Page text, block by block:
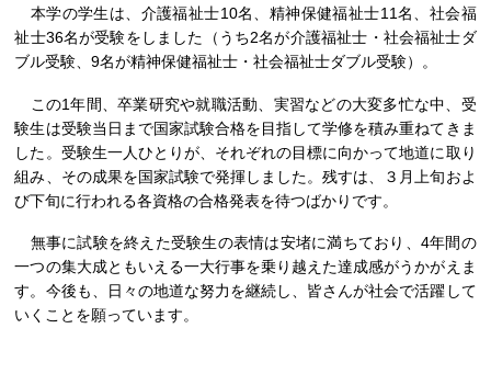
本学の学生は、介護福祉士10名、精神保健福祉士11名、社会福
祉士36名が受験をしました（うち2名が介護福祉士・社会福祉士ダ
ブル受験、9名が精神保健福祉士・社会福祉士ダブル受験）。
この1年間、卒業研究や就職活動、実習などの大変多忙な中、受
験生は受験当日まで国家試験合格を目指して学修を積み重ねてきま
した。受験生一人ひとりが、それぞれの目標に向かって地道に取り
組み、その成果を国家試験で発揮しました。残すは、３月上旬およ
び下旬に行われる各資格の合格発表を待つばかりです。
無事に試験を終えた受験生の表情は安堵に満ちており、4年間の
一つの集大成ともいえる一大行事を乗り越えた達成感がうかがえま
す。今後も、日々の地道な努力を継続し、皆さんが社会で活躍して
いくことを願っています。